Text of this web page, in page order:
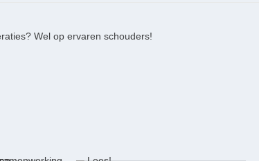
Wel op ervaren schouders!